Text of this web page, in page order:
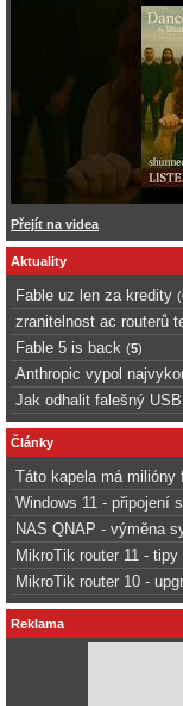
Přejít na videa
Aktuality
Fable uz len za kredity (
zranitelnost ac routerů
Fable 5 is back (5)
Anthropic vypol
Jak odhalit falešný
Články
Táto kapela má milióny
Windows 11 - připojení
NAS QNAP - výměna
MikroTik router 11 - tipy
MikroTik router 10 -
Reklama